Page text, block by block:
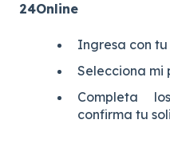
24Online
Ingresa con
Selecciona mi
Completa
confirma tu